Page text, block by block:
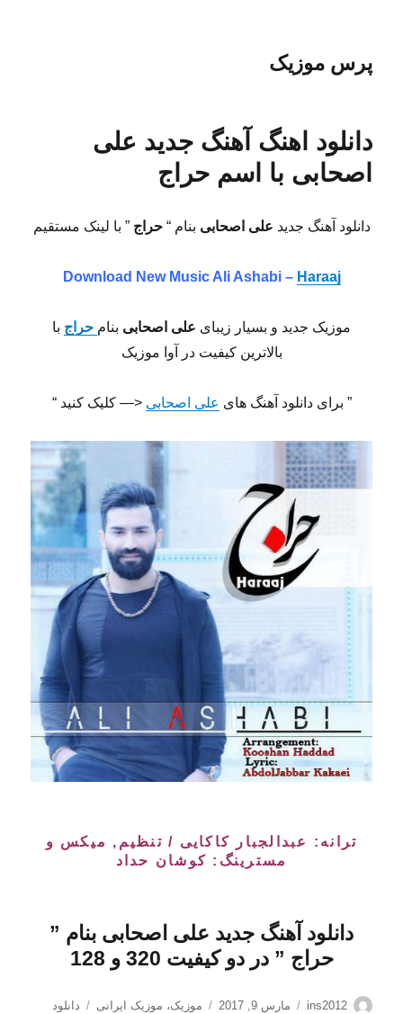
پرس موزیک
دانلود اهنگ آهنگ جدید علی
اصحابی با اسم حراج
دانلود آهنگ جدید علی اصحابی بنام “ حراج” با لینک مستقیم
Download New MusicAli Ashabi – Haraaj
موزیک جدید و بسیار زیبای علی اصحابی بنام حراج با
بالاترین کیفیت در آوا موزیک
” برای دانلود آهنگ های علی اصحابی <— کلیک کنید “
ترانه: عبدالجبار کاکایی / تنظیم, میکس و
مسترینگ: کوشان حداد
دانلود آهنگ جدید علی اصحابی بنام ”
حراج ” در دو کیفیت 320 و 128
نویسنده
ins2012
ارسال
مارس 9, 2017 دسته‌ها
موزیک، موزیک ایرانی برچسب‌ها
دانلود